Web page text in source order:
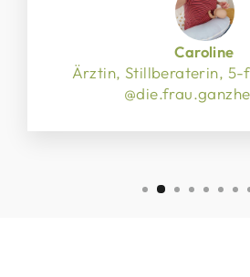
Caroline
Ärztin, Stillberaterin, 5-